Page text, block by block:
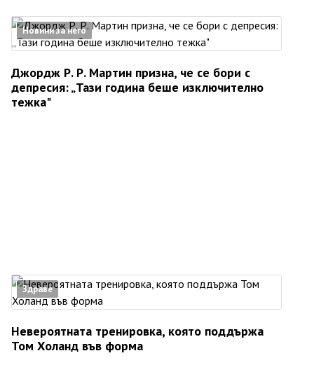
Новини за него
Джордж Р. Р. Мартин призна, че се бори с
депресия: „Тази година беше изключително
тежка"
Здраве
Невероятната тренировка, която поддържа
Том Холанд във форма